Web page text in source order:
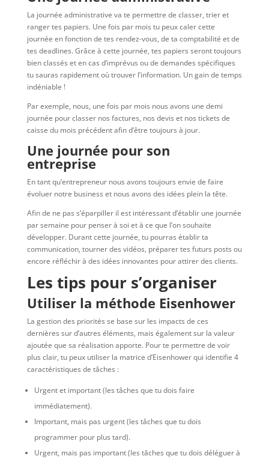
La journée administrative va te permettre de classer, trier et
ranger tes papiers. Une fois par mois tu peux caler cette
journée en fonction de tes rendez-vous, de ta comptabilité et de
tes deadlines. Grâce à cette journée, tes papiers seront toujours
bien classés et en cas d’imprévus ou de demandes spécifiques
tu sauras rapidement où trouver l’information. Un gain de temps
indéniable !
Par exemple, nous, une fois par mois nous avons une demi
journée pour classer nos factures, nos devis et nos tickets de
caisse du mois précédent afin d’être toujours à jour.
Une journée pour son
entreprise
En tant qu’entrepreneur nous avons toujours envie de faire
évoluer notre business et nous avons des idées plein la tête.
Afin de ne pas s’éparpiller il est intéressant d’établir une journée
par semaine pour penser à soi et à ce que l’on souhaite
développer. Durant cette journée, tu pourras établir ta
communication, tourner des vidéos, préparer tes futurs posts ou
encore réfléchir à des idées innovantes pour attirer des clients.
Les tips pour s’organiser
Utiliser la méthode Eisenhower
La gestion des priorités se base sur les impacts de ces
dernières sur d’autres éléments, mais également sur la valeur
ajoutée que sa réalisation apporte. Pour te permettre de voir
plus clair, tu peux utiliser la matrice d’Eisenhower qui identifie 4
caractéristiques de tâches :
Urgent et important (les tâches que tu dois faire
immédiatement).
Important, mais pas urgent (les tâches que tu dois
programmer pour plus tard).
Urgent, mais pas important (les tâches que tu dois déléguer à